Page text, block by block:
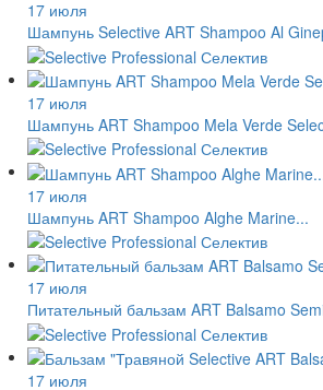
17 июля
Шампунь Selective ART Shampoo Al
17 июля
Шампунь ART Shampoo Mela Verde
17 июля
Шампунь ART Shampoo Alghe Marine...
17 июля
Питательный бальзам ART Balsamo
17 июля